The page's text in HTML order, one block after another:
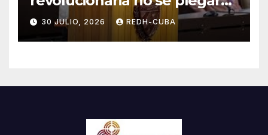
jamás! Por Bruno Rodríguez
Parrilla
30 JULIO, 2026 REDH-CUBA